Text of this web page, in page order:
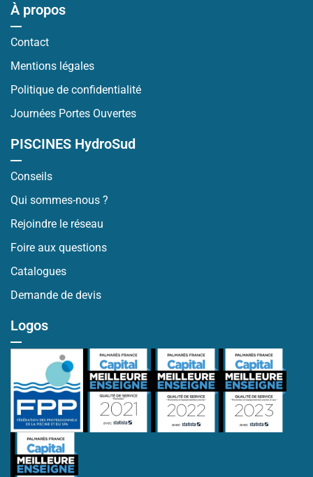
À propos
Contact
Mentions légales
Politique de confidentialité
Journées Portes Ouvertes
PISCINES HydroSud
Conseils
Qui sommes-nous ?
Rejoindre le réseau
Foire aux questions
Catalogues
Demande de devis
Logos